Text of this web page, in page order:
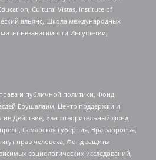
Cultural Vistas, Institute of
альянс, Школа международных
независимости Ингушетии,
и публичной политики, Фонд
Ерушалаим, Центр поддержки и
Действие, Благотворительный фонд
Самарская губерния, Эра здоровья,
прав человека, Фонд защиты
социологических исследований,